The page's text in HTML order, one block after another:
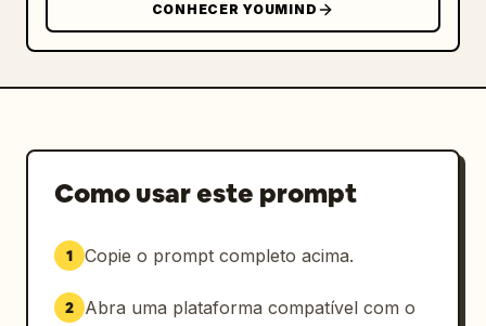
CONHECER YOUMIND
Como usar este prompt
1 Copie o prompt completo acima.
2
Abra uma plataforma compatível com o